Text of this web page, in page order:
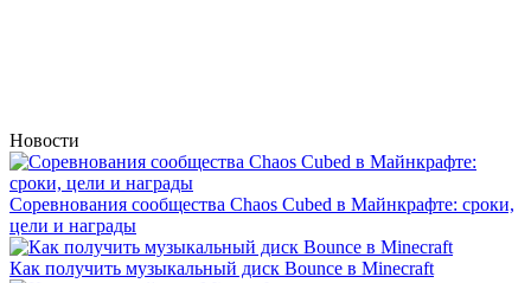
Новости
Соревнования сообщества Chaos Cubed в Майнкрафте: сроки,
цели и награды
Как получить музыкальный диск Bounce в Minecraft